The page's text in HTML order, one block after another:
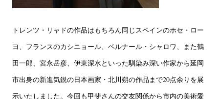
トレンツ・リャドの作品はもちろん同じスペインのホセ・ロー
ヨ、フランスのカシニョール、ベルナール・シャロワ、また鶴
田一郎、宮永岳彦、伊東深水といった馴染み深い作家から延岡
市出身の新進気鋭の日本画家・北川朔の作品まで20点余りを展
示いたしました。今回も甲斐さんの交友関係から市内の美術愛